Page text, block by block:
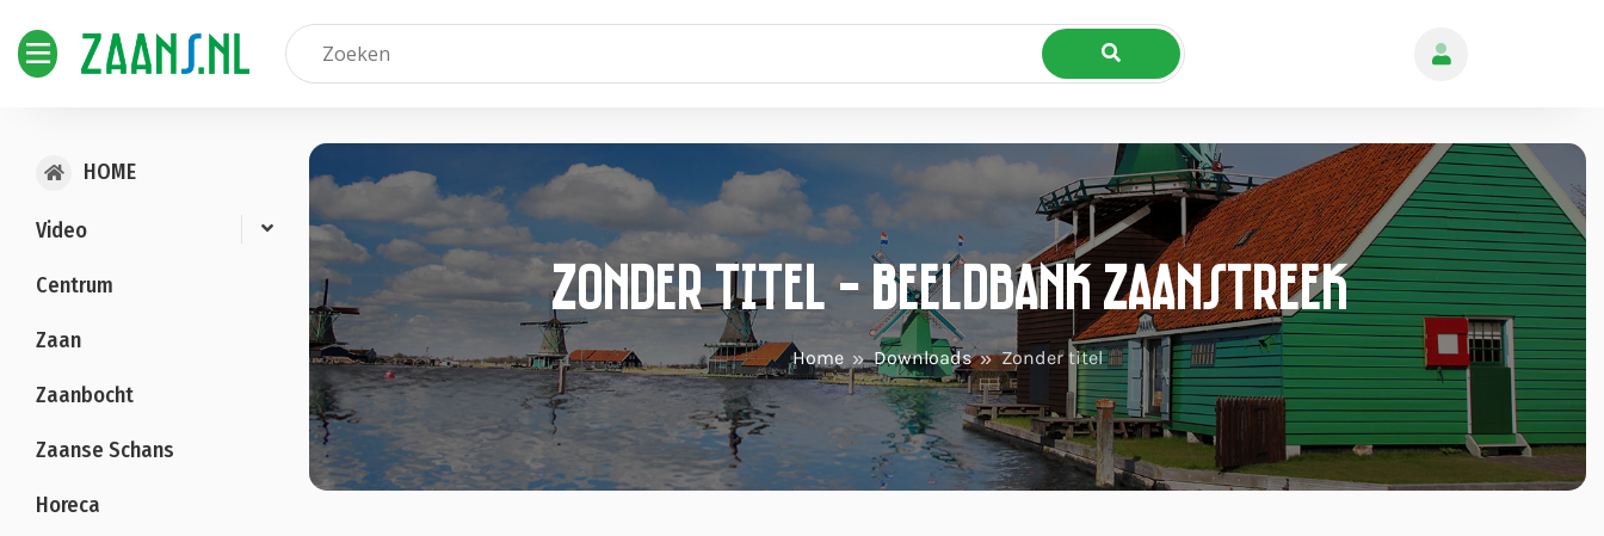
HOME
Video
Centrum
Zaan
Zaanbocht
Zaanse Schans
Horeca
Zonder titel - Beeldbank Zaanstreek
Home Downloads Zonder titel